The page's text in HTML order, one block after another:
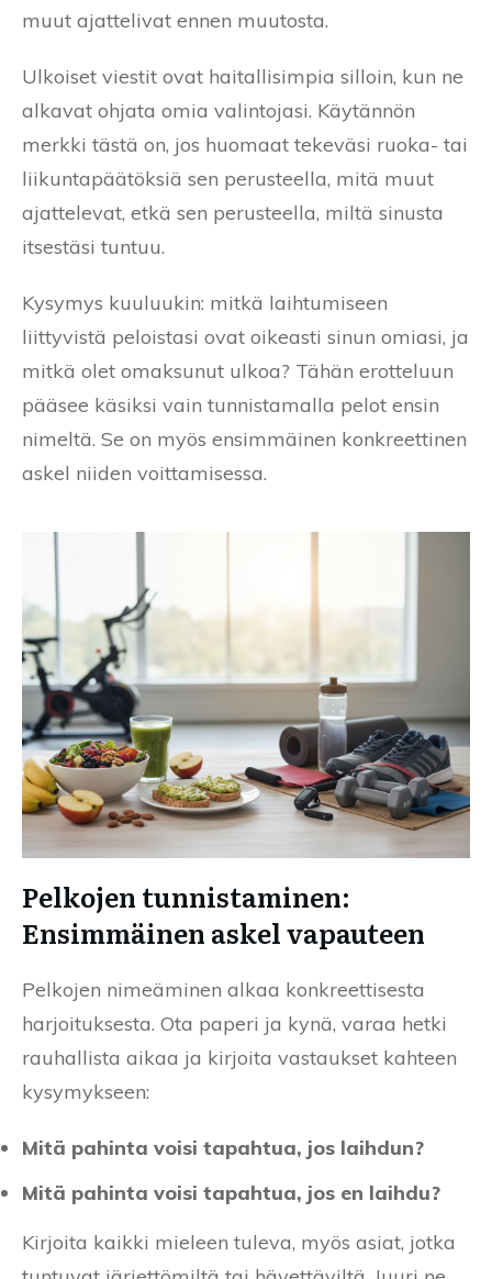
muut ajattelivat ennen muutosta.
Ulkoiset viestit ovat haitallisimpia silloin, kun ne
alkavat ohjata omia valintojasi. Käytännön
merkki tästä on, jos huomaat tekeväsi ruoka- tai
liikuntapäätöksiä sen perusteella, mitä muut
ajattelevat, etkä sen perusteella, miltä sinusta
itsestäsi tuntuu.
Kysymys kuuluukin: mitkä laihtumiseen
liittyvistä peloistasi ovat oikeasti sinun omiasi, ja
mitkä olet omaksunut ulkoa? Tähän erotteluun
pääsee käsiksi vain tunnistamalla pelot ensin
nimeltä. Se on myös ensimmäinen konkreettinen
askel niiden voittamisessa.
Pelkojen tunnistaminen:
Ensimmäinen askel vapauteen
Pelkojen nimeäminen alkaa konkreettisesta
harjoituksesta. Ota paperi ja kynä, varaa hetki
rauhallista aikaa ja kirjoita vastaukset kahteen
kysymykseen:
Mitä pahinta voisi tapahtua, jos laihdun?
Mitä pahinta voisi tapahtua, jos en laihdu?
Kirjoita kaikki mieleen tuleva, myös asiat, jotka